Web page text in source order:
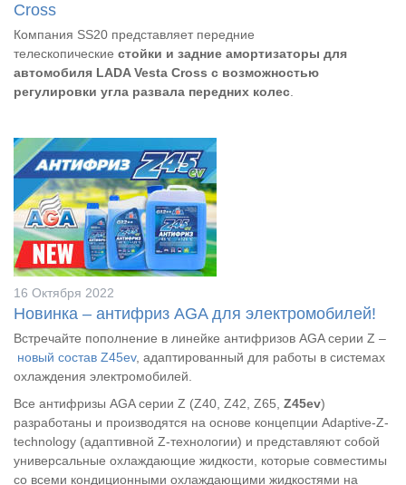
Cross
Компания SS20 представляет передние
телескопические стойки и задние амортизаторы для
автомобиля LADA Vesta Cross с возможностью
регулировки угла развала передних колес.
16 Октября 2022
Новинка – антифриз AGA для электромобилей!
Встречайте пополнение в линейке антифризов AGA серии Z –
новый состав Z45ev, адаптированный для работы в системах
охлаждения электромобилей.
Все антифризы AGA серии Z (Z40, Z42, Z65, Z45ev)
разработаны и производятся на основе концепции Adaptive-Z-
technology (адаптивной Z-технологии) и представляют собой
универсальные охлаждающие жидкости, которые совместимы
со всеми кондиционными охлаждающими жидкостями на